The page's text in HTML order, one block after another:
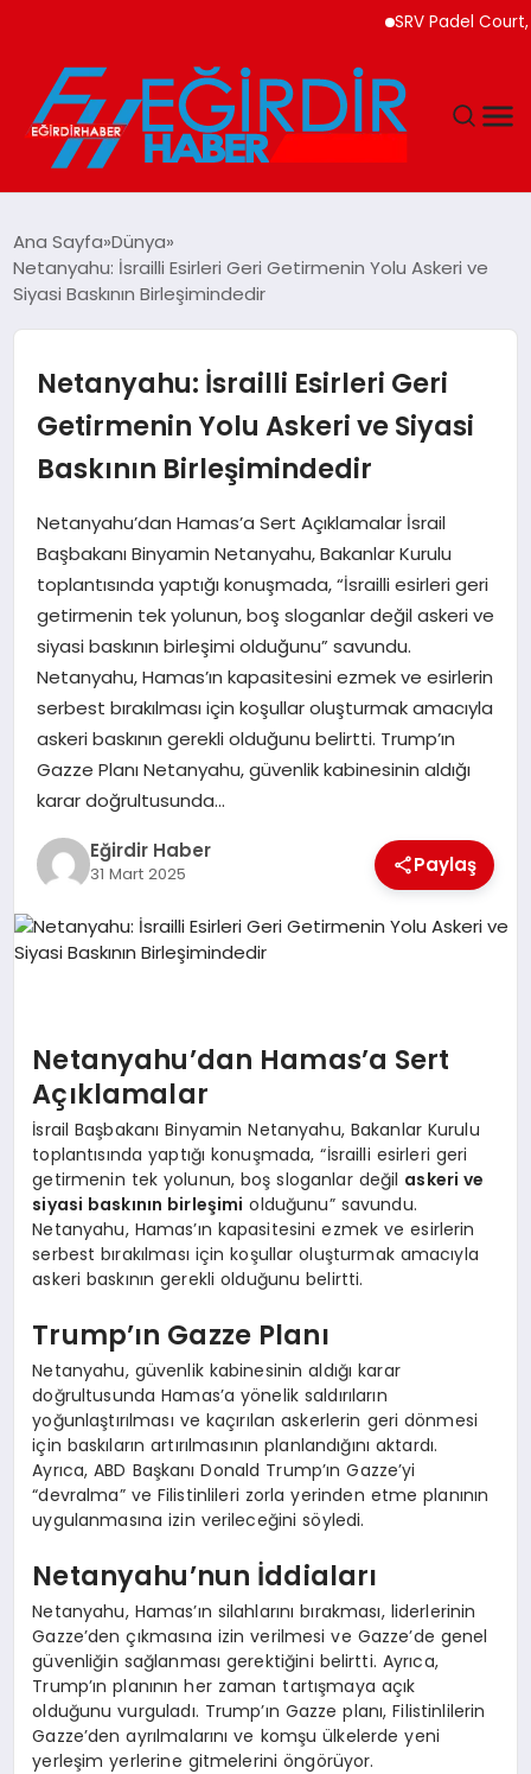
SRV Padel Court,
EĞITIM
MAGAZIN
SIYASET
SPOR
TEKNOLOJI
YAŞAM
Ana Sayfa Dünya
Netanyahu: İsrailli Esirleri Geri Getirmenin Yolu Askeri ve
Siyasi Baskının Birleşimindedir
Netanyahu: İsrailli Esirleri Geri
Getirmenin Yolu Askeri ve Siyasi
Baskının Birleşimindedir
Netanyahu’dan Hamas’a Sert Açıklamalar İsrail
Başbakanı Binyamin Netanyahu, Bakanlar Kurulu
toplantısında yaptığı konuşmada, “İsrailli esirleri geri
getirmenin tek yolunun, boş sloganlar değil askeri ve
siyasi baskının birleşimi olduğunu” savundu.
Netanyahu, Hamas’ın kapasitesini ezmek ve esirlerin
serbest bırakılması için koşullar oluşturmak amacıyla
askeri baskının gerekli olduğunu belirtti. Trump’ın
Gazze Planı Netanyahu, güvenlik kabinesinin aldığı
karar doğrultusunda…
Eğirdir Haber
31 Mart 2025 Paylaş
Netanyahu’dan Hamas’a Sert
Açıklamalar
İsrail Başbakanı Binyamin Netanyahu, Bakanlar Kurulu
toplantısında yaptığı konuşmada, “İsrailli esirleri geri
getirmenin tek yolunun, boş sloganlar değil askeri ve
siyasi baskının birleşimi olduğunu” savundu.
Netanyahu, Hamas’ın kapasitesini ezmek ve esirlerin
serbest bırakılması için koşullar oluşturmak amacıyla
askeri baskının gerekli olduğunu belirtti.
Trump’ın Gazze Planı
Netanyahu, güvenlik kabinesinin aldığı karar
doğrultusunda Hamas’a yönelik saldırıların
yoğunlaştırılması ve kaçırılan askerlerin geri dönmesi
için baskıların artırılmasının planlandığını aktardı.
Ayrıca, ABD Başkanı Donald Trump’ın Gazze’yi
“devralma” ve Filistinlileri zorla yerinden etme planının
uygulanmasına izin verileceğini söyledi.
Netanyahu’nun İddiaları
Netanyahu, Hamas’ın silahlarını bırakması, liderlerinin
Gazze’den çıkmasına izin verilmesi ve Gazze’de genel
güvenliğin sağlanması gerektiğini belirtti. Ayrıca,
Trump’ın planının her zaman tartışmaya açık
olduğunu vurguladı. Trump’ın Gazze planı, Filistinlilerin
Gazze’den ayrılmalarını ve komşu ülkelerde yeni
yerleşim yerlerine gitmelerini öngörüyor.